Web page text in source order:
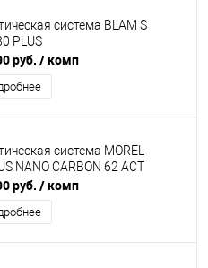
система BLAM S
PLUS
руб. / комп
система MOREL
NANO CARBON 62 ACT
руб. / комп